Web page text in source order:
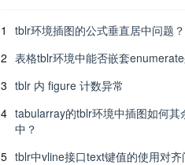
1
tblr环境插图的公式垂直居中问题？
2 表格tblr环境中能否嵌套
3 tblr 内 figure 计数异常
4 tabularray的tblr环境中插图如何其
中？
5 tblr中vline接口text键值的使用对齐